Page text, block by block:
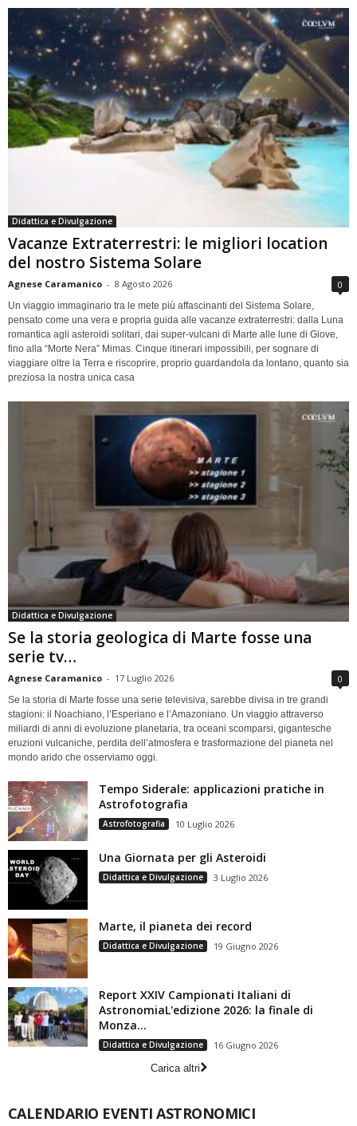
Didattica e Divulgazione
Vacanze Extraterrestri: le migliori location
del nostro Sistema Solare
Agnese Caramanico - 8 Agosto 2026 0
Un viaggio immaginario tra le mete più affascinanti del Sistema Solare,
pensato come una vera e propria guida alle vacanze extraterrestri: dalla Luna
romantica agli asteroidi solitari, dai super-vulcani di Marte alle lune di Giove,
fino alla “Morte Nera” Mimas. Cinque itinerari impossibili, per sognare di
viaggiare oltre la Terra e riscoprire, proprio guardandola da lontano, quanto sia
preziosa la nostra unica casa
Didattica e Divulgazione
Se la storia geologica di Marte fosse una
serie tv…
Agnese Caramanico - 17 Luglio 2026 0
Se la storia di Marte fosse una serie televisiva, sarebbe divisa in tre grandi
stagioni: il Noachiano, l’Esperiano e l’Amazoniano. Un viaggio attraverso
miliardi di anni di evoluzione planetaria, tra oceani scomparsi, gigantesche
eruzioni vulcaniche, perdita dell’atmosfera e trasformazione del pianeta nel
mondo arido che osserviamo oggi.
Tempo Siderale: applicazioni pratiche in
Astrofotografia
Astrofotografia 10 Luglio 2026
Una Giornata per gli Asteroidi
Didattica e Divulgazione 3 Luglio 2026
Marte, il pianeta dei record
Didattica e Divulgazione 19 Giugno 2026
Report XXIV Campionati Italiani di
AstronomiaL'edizione 2026: la finale di
Monza...
Didattica e Divulgazione
16 Giugno 2026
Carica altri
CALENDARIO EVENTI ASTRONOMICI